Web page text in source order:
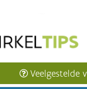
Veelgestelde